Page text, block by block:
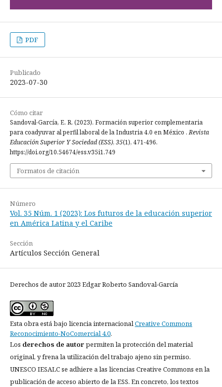
PDF
Publicado
2023-07-30
Cómo citar
Sandoval-García, E. R. (2023). Formación superior complementaria
para coadyuvar al perfil laboral de la Industria 4.0 en México .Revista
Educación Superior Y Sociedad (ESS), 35(1), 471-496.
https://doi.org/10.54674/ess.v35i1.749
Formatos de citación
Número
Vol. 35 Núm. 1 (2023): Los futuros de la educación superior
en América Latina y el Caribe
Sección
Artículos Sección General
Derechos de autor 2023 Edgar Roberto Sandoval-García
Esta obra está bajo licencia internacionalCreative Commons
Reconocimiento-NoComercial 4.0.
Los derechos de autorpermiten la protección del material
original, y frena la utilización del trabajo ajeno sin permiso.
UNESCO IESALC se adhiere a las licencias Creative Commons en la
publicación de acceso abierto de la ESS. En concreto, los textos